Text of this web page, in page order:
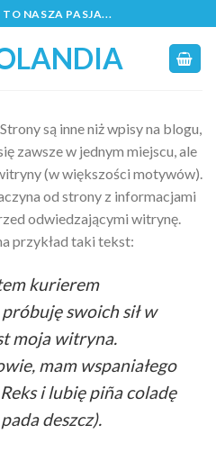
NASZA PASJA...
są inne niż wpisy na blogu,
zawsze w jednym miejscu, ale
(w większości motywów).
od strony z informacjami
odwiedzającymi witrynę.
przykład taki tekst:
kurierem
swoich sił w
moja witryna.
mam wspaniałego
i lubię piña coladę
deszcz).